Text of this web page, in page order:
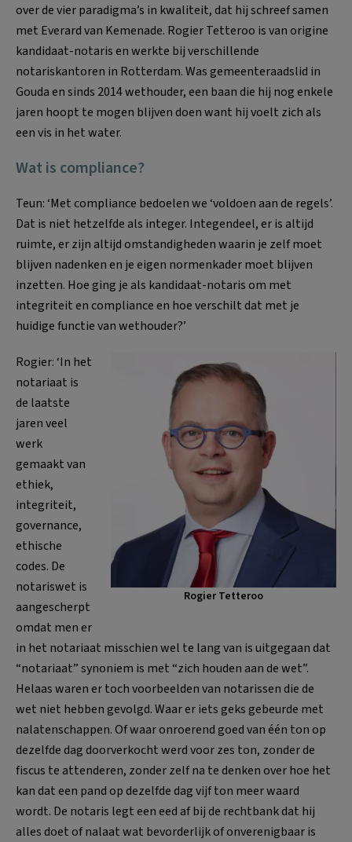
over de vier paradigma’s in kwaliteit, dat hij schreef samen
met Everard van Kemenade. Rogier Tetteroo is van origine
kandidaat-notaris en werkte bij verschillende
notariskantoren in Rotterdam. Was gemeenteraadslid in
Gouda en sinds 2014 wethouder, een baan die hij nog enkele
jaren hoopt te mogen blijven doen want hij voelt zich als
een vis in het water.
Wat is compliance?
Teun: ‘Met compliance bedoelen we ‘voldoen aan de regels’.
Dat is niet hetzelfde als integer. Integendeel, er is altijd
ruimte, er zijn altijd omstandigheden waarin je zelf moet
blijven nadenken en je eigen normenkader moet blijven
inzetten. Hoe ging je als kandidaat-notaris om met
integriteit en compliance en hoe verschilt dat met je
huidige functie van wethouder?’
Rogier Tetteroo
Rogier: ‘In het
notariaat is
de laatste
jaren veel
werk
gemaakt van
ethiek,
integriteit,
governance,
ethische
codes. De
notariswet is
aangescherpt
omdat men er
in het notariaat misschien wel te lang van is uitgegaan dat
“notariaat” synoniem is met “zich houden aan de wet”.
Helaas waren er toch voorbeelden van notarissen die de
wet niet hebben gevolgd. Waar er iets geks gebeurde met
nalatenschappen. Of waar onroerend goed van één ton op
dezelfde dag doorverkocht werd voor zes ton, zonder de
fiscus te attenderen, zonder zelf na te denken over hoe het
kan dat een pand op dezelfde dag vijf ton meer waard
wordt. De notaris legt een eed af bij de rechtbank dat hij
alles doet of nalaat wat bevorderlijk of onverenigbaar is